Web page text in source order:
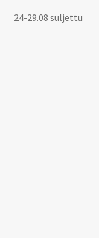
24-29.08 suljettu